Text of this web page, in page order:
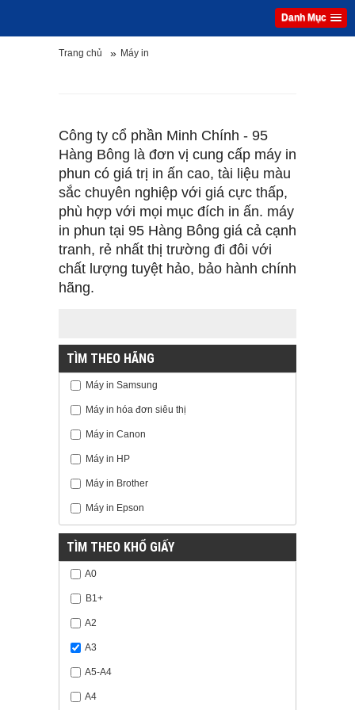
Danh Mục
Trang chủ » Máy in
Công ty cổ phần Minh Chính - 95
Hàng Bông là đơn vị cung cấp máy in
phun có giá trị in ấn cao, tài liệu màu
sắc chuyên nghiệp với giá cực thấp,
phù hợp với mọi mục đích in ấn. máy
in phun tại 95 Hàng Bông giá cả cạnh
tranh, rẻ nhất thị trường đi đôi với
chất lượng tuyệt hảo, bảo hành chính
hãng.
TÌM THEO HÃNG
Máy in Samsung
Máy in hóa đơn siêu thị
Máy in Canon
Máy in HP
Máy in Brother
Máy in Epson
TÌM THEO KHỔ GIẤY
A0
B1+
A2
A3
A5-A4
A4